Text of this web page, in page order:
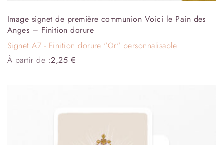
Image signet de première communion Voici le Pain des
Anges – Finition dorure
Signet A7 - Finition dorure "Or" personnalisable
À partir de :2,25 €